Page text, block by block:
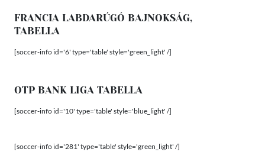
FRANCIA LABDARÚGÓ BAJNOKSÁG,
TABELLA
[soccer-info id='6' type='table' style='green_light' /]
OTP BANK LIGA TABELLA
[soccer-info id='10' type='table' style='blue_light' /]
[soccer-info id='281' type='table' style='green_light' /]